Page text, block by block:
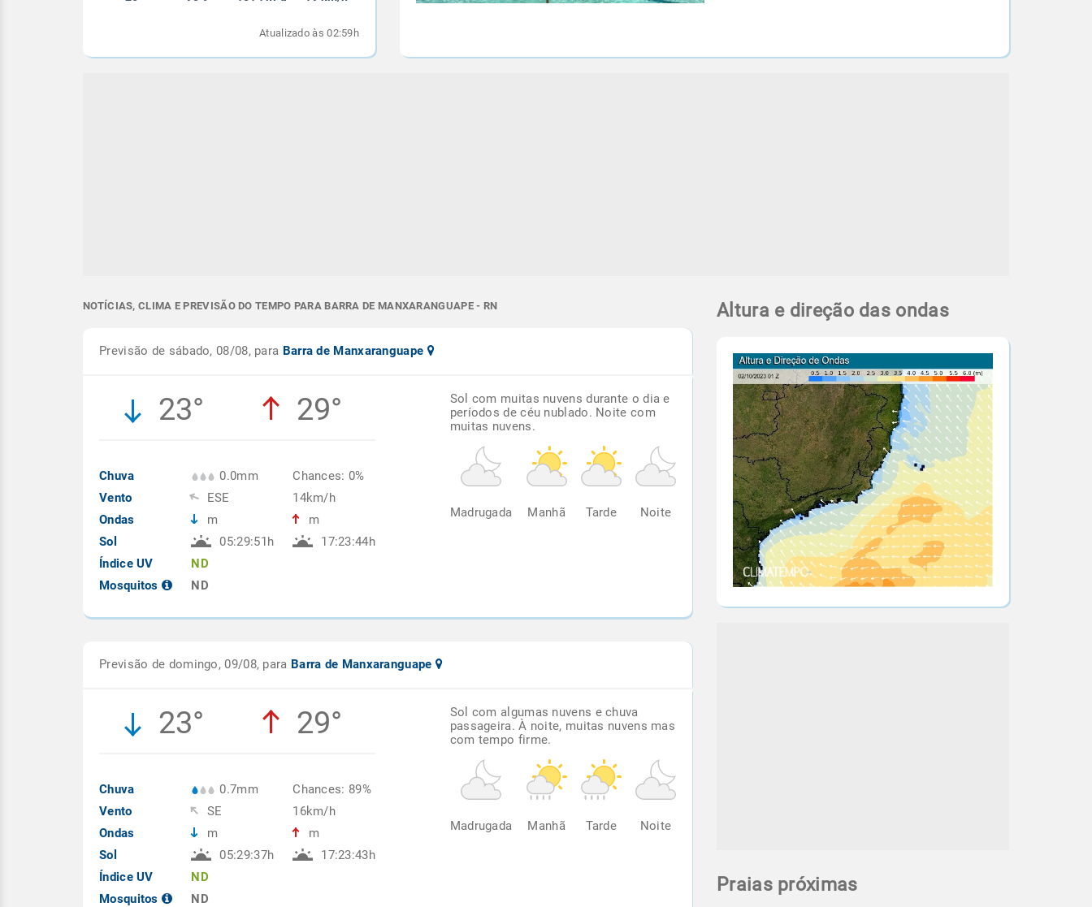
Atualizado às 02:59h
NOTÍCIAS, CLIMA E PREVISÃO DO TEMPO PARA BARRA DE MANXARANGUAPE - RN
Previsão de sábado, 08/08, para Barra de Manxaranguape
23° 29°
Chuva
Vento
Ondas
Sol
Índice UV
Mosquitos
0.0mm
ESE
m
05:29:51h
ND
ND
Chances: 0%
14km/h
m
17:23:44h
Sol com muitas nuvens durante o dia e
períodos de céu nublado. Noite com
muitas nuvens.
Madrugada Manhã Tarde Noite
Previsão de domingo, 09/08, para Barra de Manxaranguape
23° 29°
Chuva
Vento
Ondas
Sol
Índice UV
Mosquitos
0.7mm
SE
m
05:29:37h
ND
ND
Chances: 89%
16km/h
m
17:23:43h
Sol com algumas nuvens e chuva
passageira. À noite, muitas nuvens mas
com tempo firme.
Madrugada Manhã Tarde Noite
Altura e direção das ondas
Praias próximas